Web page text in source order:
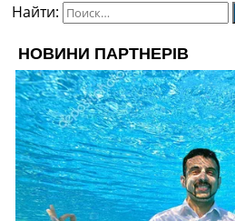
Найти: